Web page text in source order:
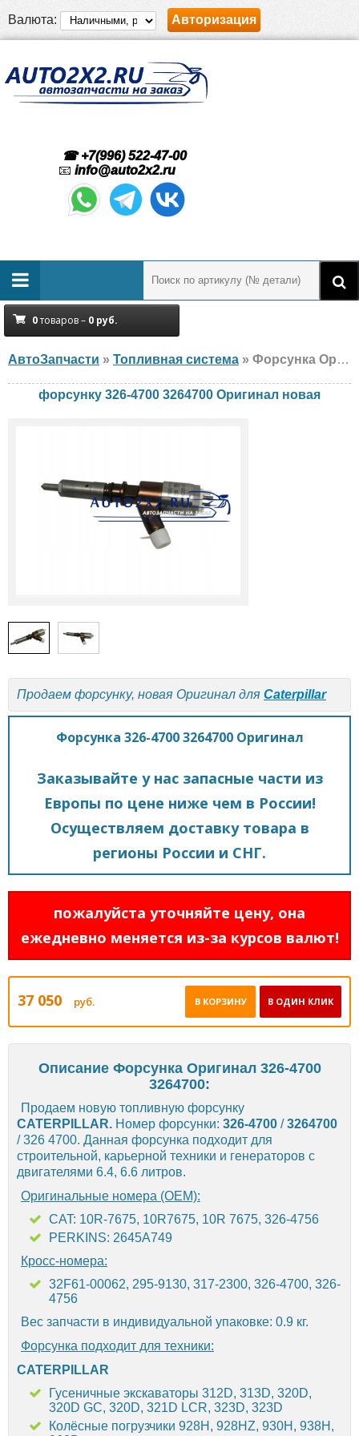
Валюта: Авторизация
☎ +7(996) 522-47-00
📧 info@auto2x2.ru
0товаров – 0 руб.
АвтоЗапчасти » Топливная система » Форсунка Оригинал 326-4700 3264700 Caterpillar, новая
форсунку 326-4700 3264700 Оригинал новая
Продаем форсунку, новая Оригинал для Caterpillar
Форсунка 326-4700 3264700 Оригинал
Заказывайте у нас запасные части из
Европы по цене ниже чем в России!
Осуществляем доставку товара в
регионы России и СНГ.
пожалуйста уточняйте цену, она
ежедневно меняется из-за курсов валют!
37 050 руб. В ОДИН КЛИК
В КОРЗИНУ
Описание Форсунка Оригинал 326-4700
3264700:
Продаем новую топливную форсунку
CATERPILLAR. Номер форсунки: 326-4700 /3264700
/ 326 4700. Данная форсунка подходит для
строительной, карьерной техники и генераторов с
двигателями 6.4, 6.6 литров.
Оригинальные номера (OEM):
CAT: 10R-7675, 10R7675, 10R 7675, 326-4756
PERKINS: 2645A749
Кросс-номера:
32F61-00062, 295-9130, 317-2300, 326-4700, 326-
4756
Вес запчасти в индивидуальной упаковке: 0.9 кг.
Форсунка подходит для техники:
CATERPILLAR
Гусеничные экскаваторы 312D, 313D, 320D,
320D GC, 320D, 321D LCR, 323D, 323D
Колёсные погрузчики 928H, 928HZ, 930H, 938H,